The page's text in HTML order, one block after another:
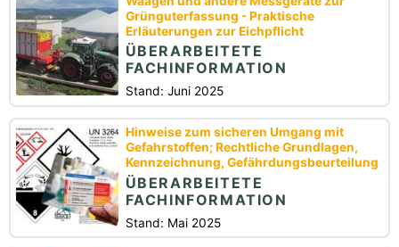
Grünguterfassung - Praktische
Erläuterungen zur Eichpflicht
ÜBERARBEITETE
FACHINFORMATION
Stand: Juni 2025
Hinweise zum sicheren Umgang mit
Gefahrstoffen; Rechtliche Grundlagen,
Kennzeichnung, Gefährdungsbeurteilung
ÜBERARBEITETE
FACHINFORMATION
Stand: Mai 2025